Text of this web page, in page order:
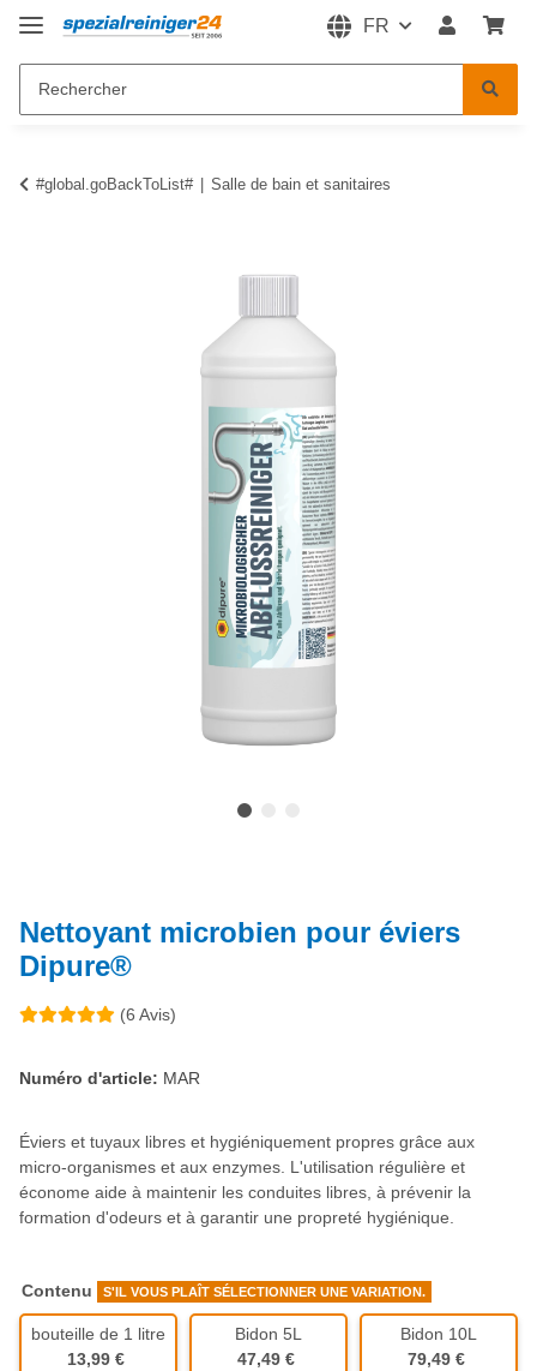
FR
#global.goBackToList# Salle de bain et sanitaires
Nettoyant microbien pour éviers
Dipure®
(6 Avis)
Numéro d'article: MAR
Éviers et tuyaux libres et hygiéniquement propres grâce aux
micro-organismes et aux enzymes. L'utilisation régulière et
économe aide à maintenir les conduites libres, à prévenir la
formation d'odeurs et à garantir une propreté hygiénique.
Contenu S'IL VOUS PLAÎT SÉLECTIONNER UNE VARIATION.
bouteille de 1 litre
bouteille de 1 litre
13,99 €
Bidon 5L
Bidon 5L
47,49 €
Bidon 10L
Bidon 10L
79,49 €